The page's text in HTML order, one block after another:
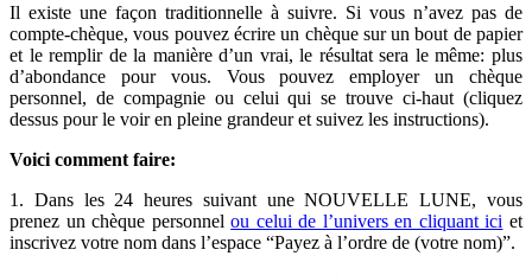
Il existe une façon traditionnelle à suivre. Si vous n’avez pas de
compte-chèque, vous pouvez écrire un chèque sur un bout de papier
et le remplir de la manière d’un vrai, le résultat sera le même: plus
d’abondance pour vous. Vous pouvez employer un chèque
personnel, de compagnie ou celui qui se trouve ci-haut (cliquez
dessus pour le voir en pleine grandeur et suivez les instructions).
Voici comment faire:
1. Dans les 24 heures suivant une NOUVELLE LUNE, vous
prenez un chèque personnelou celui de l’univers en cliquant ici et
inscrivez votre nom dans l’espace “Payez à l’ordre de (votre nom)”.